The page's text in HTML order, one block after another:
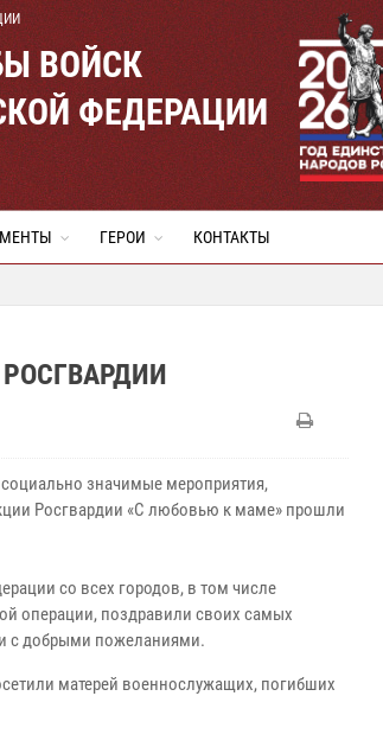
ВОЙСК
ФЕДЕРАЦИИ
ГЕРОИ КОНТАКТЫ
значимые мероприятия,
Росгвардии «С любовью к маме» прошли
со всех городов, в том числе
операции, поздравили своих самых
с добрыми пожеланиями.
матерей военнослужащих, погибших